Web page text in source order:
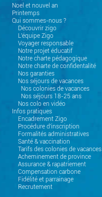
Noel et nouvel an
Printemps
Qui sommes-nous ?
Découvrir zigo
L'équipe Zigo
Voyager responsable
Notre projet éducatif
Notre charte pédagogique
Notre charte de confidentalité
Nos garanties
Nos séjours de vacances
Nos colonies de vacances
Nos séjours 18-25 ans
Nos colo en vidéo
Infos pratiques
Encadrement Zigo
Procédure d'inscription
Formalités administratives
Santé & vaccination
Tarifs des colonies de vacances
Acheminement de province
Assurance & rapatriement
Compensation carbone
Fidélité et parrainage
Recrutement